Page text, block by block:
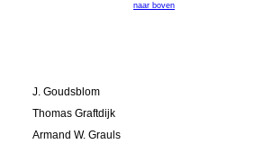
naar boven
J. Goudsblom
Thomas Graftdijk
Armand W. Grauls